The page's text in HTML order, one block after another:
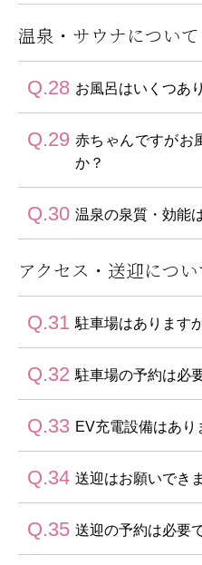
草(電子タバコ含む)はご遠
MISUZUコスメシリーズの
温泉・サウナについて
Q.28 お風呂はいくつあ
大浴場 (男女入れ替え制)
・千の湯 (内風呂1つ、露天
・風の湯 (内風呂1つ、露
貸切露天風呂(有料)
・潮見台 (内風呂1つ、露天
Q.29 赤ちゃんですがお
か？
ご利用いただけます。
浴室内は大変滑りやすく
つけてご利用ください。
Q.30 温泉の泉質・効能
弱アルカリ性の「美肌の名
泉質：ナトリウムー炭酸水
効能：神経痛、筋肉痛、関
アクセス・送迎につい
Q.31 駐車場はあります
屋外駐車場がございます。
Q.32 駐車場の予約は必
予約は不要です。
Q.33 EV充電設備はあり
ご利用いただけます。
ご利用にはTerra Charge
Terra Charge
https://terra-
Q.34 送迎はお願いでき
館山駅西口より、14:40 /
ております。
Q.35 送迎の予約は必要